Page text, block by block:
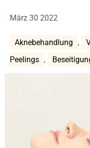
März 30 2022
Aknebehandlung ,
Peelings ,